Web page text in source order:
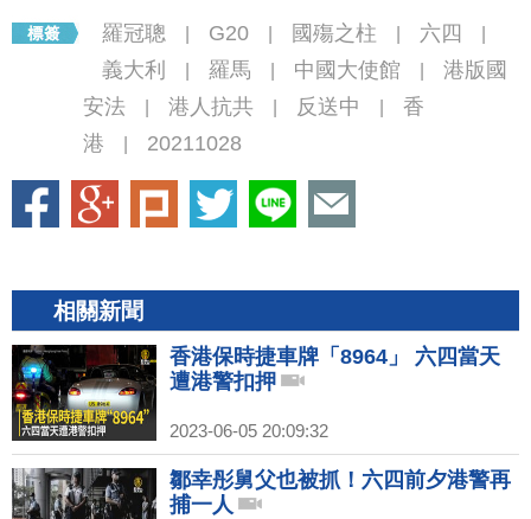
羅冠聰 G20 國殤之柱 六四
義大利 羅馬 中國大使館
港版國
安法
港人抗共 反送中
香
港
20211028
相關新聞
香港保時捷車牌「8964」 六四當天
遭港警扣押
2023-06-05 20:09:32
鄒幸彤舅父也被抓！六四前夕港警再
捕一人